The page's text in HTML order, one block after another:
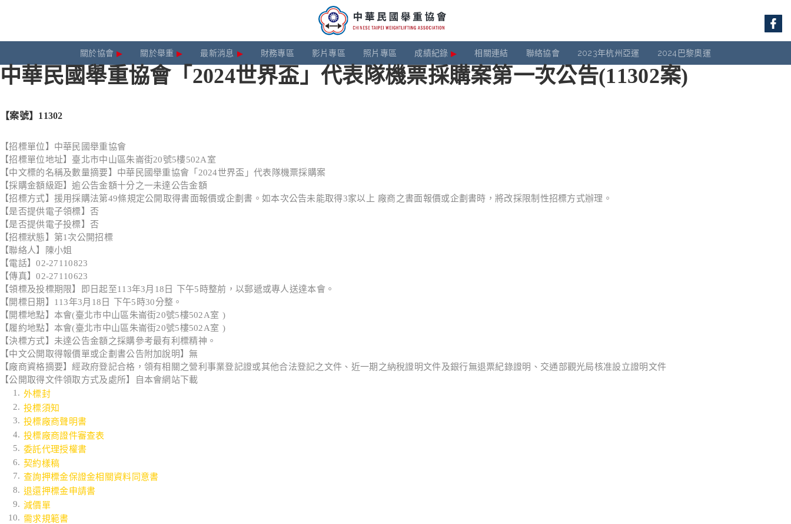
關於協會 關於舉重 最新消息 財務專區 影片專區 照片專區 成績紀錄 相關連結 聯絡協會 2023年杭州亞運 2024巴黎奧運
中華民國舉重協會「2024世界盃」代表隊機票採購案第一次公告(11302案)
【案號】11302
【招標單位】中華民國舉重協會
【招標單位地址】臺北市中山區朱崙街20號5樓502A室
【中文標的名稱及數量摘要】中華民國舉重協會「2024世界盃」代表隊機票採購案
【採購金額級距】逾公告金額十分之一未達公告金額
【招標方式】援用採購法第49條規定公開取得書面報價或企劃書。如本次公告未能取得3家以上 廠商之書面報價或企劃書時，將改採限制性招標方式辦理。
【是否提供電子領標】否
【是否提供電子投標】否
【招標狀態】第1次公開招標
【聯絡人】陳小姐
【電話】02-27110823
【傳真】02-27110623
【領標及投標期限】即日起至113年3月18日 下午5時整前，以郵遞或專人送達本會。
【開標日期】113年3月18日 下午5時30分整。
【開標地點】本會(臺北市中山區朱崙街20號5樓502A室 )
【履約地點】本會(臺北市中山區朱崙街20號5樓502A室 )
【決標方式】未達公告金額之採購參考最有利標精神。
【中文公開取得報價單或企劃書公告附加說明】無
【廠商資格摘要】經政府登記合格，領有相關之營利事業登記證或其他合法登記之文件、近一期之納稅證明文件及銀行無退票紀錄證明、交通部觀光局核准設立證明文件
【公開取得文件領取方式及處所】自本會網站下載
外標封
投標須知
投標廠商聲明書
投標廠商證件審查表
委託代理授權書
契約樣稿
查詢押標金保證金相關資料同意書
退還押標金申請書
減價單
需求規範書